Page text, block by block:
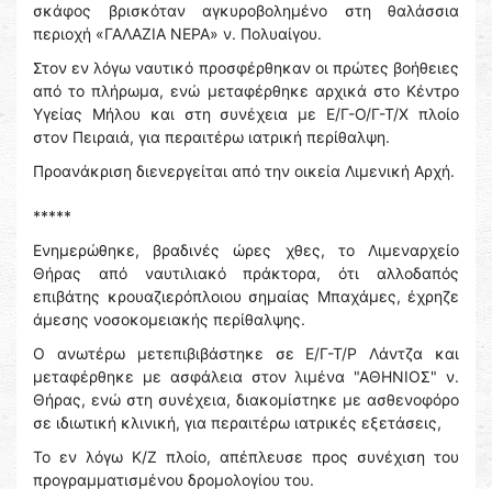
σκάφος βρισκόταν αγκυροβολημένο στη θαλάσσια
περιοχή «ΓΑΛΑΖΙΑ ΝΕΡΑ» ν. Πολυαίγου.
Στον εν λόγω ναυτικό προσφέρθηκαν οι πρώτες βοήθειες
από το πλήρωμα, ενώ μεταφέρθηκε αρχικά στο Κέντρο
Υγείας Μήλου και στη συνέχεια με Ε/Γ-Ο/Γ-Τ/Χ πλοίο
στον Πειραιά, για περαιτέρω ιατρική περίθαλψη.
Προανάκριση διενεργείται από την οικεία Λιμενική Αρχή.
*****
Ενημερώθηκε, βραδινές ώρες χθες, το Λιμεναρχείο
Θήρας από ναυτιλιακό πράκτορα, ότι αλλοδαπός
επιβάτης κρουαζιερόπλοιου σημαίας Μπαχάμες, έχρηζε
άμεσης νοσοκομειακής περίθαλψης.
Ο ανωτέρω μετεπιβιβάστηκε σε Ε/Γ-Τ/Ρ Λάντζα και
μεταφέρθηκε με ασφάλεια στον λιμένα "ΑΘΗΝΙΟΣ" ν.
Θήρας, ενώ στη συνέχεια, διακομίστηκε με ασθενοφόρο
σε ιδιωτική κλινική, για περαιτέρω ιατρικές εξετάσεις,
Το εν λόγω Κ/Ζ πλοίο, απέπλευσε προς συνέχιση του
προγραμματισμένου δρομολογίου του.